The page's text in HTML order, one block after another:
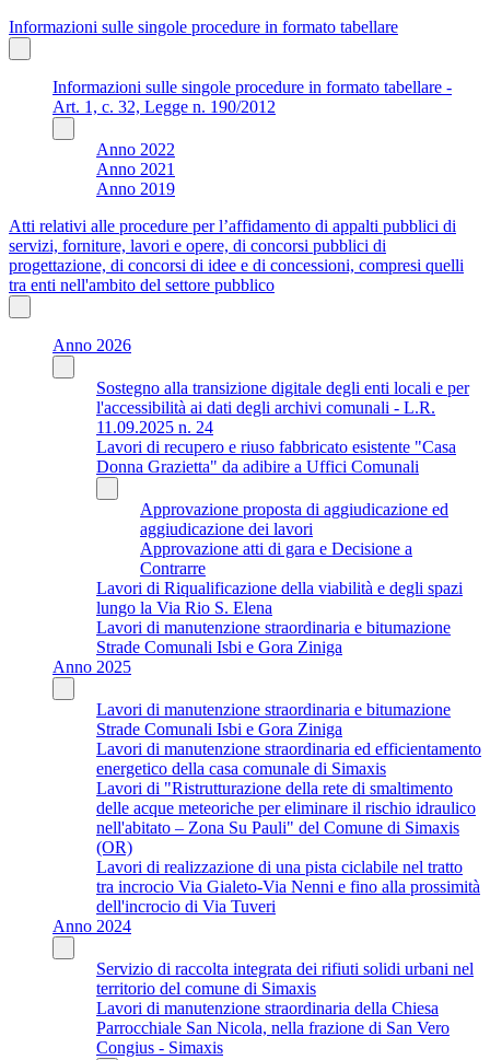
Informazioni sulle singole procedure in formato tabellare
Informazioni sulle singole procedure in formato tabellare -
Art. 1, c. 32, Legge n. 190/2012
Anno 2022
Anno 2021
Anno 2019
Atti relativi alle procedure per l’affidamento di appalti pubblici di
servizi, forniture, lavori e opere, di concorsi pubblici di
progettazione, di concorsi di idee e di concessioni, compresi quelli
tra enti nell'ambito del settore pubblico
Anno 2026
Sostegno alla transizione digitale degli enti locali e per
l'accessibilità ai dati degli archivi comunali - L.R.
11.09.2025 n. 24
Lavori di recupero e riuso fabbricato esistente "Casa
Donna Grazietta" da adibire a Uffici Comunali
Approvazione proposta di aggiudicazione ed
aggiudicazione dei lavori
Approvazione atti di gara e Decisione a
Contrarre
Lavori di Riqualificazione della viabilità e degli spazi
lungo la Via Rio S. Elena
Lavori di manutenzione straordinaria e bitumazione
Strade Comunali Isbi e Gora Ziniga
Anno 2025
Lavori di manutenzione straordinaria e bitumazione
Strade Comunali Isbi e Gora Ziniga
Lavori di manutenzione straordinaria ed efficientamento
energetico della casa comunale di Simaxis
Lavori di "Ristrutturazione della rete di smaltimento
delle acque meteoriche per eliminare il rischio idraulico
nell'abitato – Zona Su Pauli" del Comune di Simaxis
(OR)
Lavori di realizzazione di una pista ciclabile nel tratto
tra incrocio Via Gialeto-Via Nenni e fino alla prossimità
dell'incrocio di Via Tuveri
Anno 2024
Servizio di raccolta integrata dei rifiuti solidi urbani nel
territorio del comune di Simaxis
Lavori di manutenzione straordinaria della Chiesa
Parrocchiale San Nicola, nella frazione di San Vero
Congius - Simaxis